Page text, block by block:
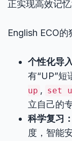
正实现高效记忆
English ECO的
个性化导
有“UP”短
up , set
立自己的
科学复习：
度，智能